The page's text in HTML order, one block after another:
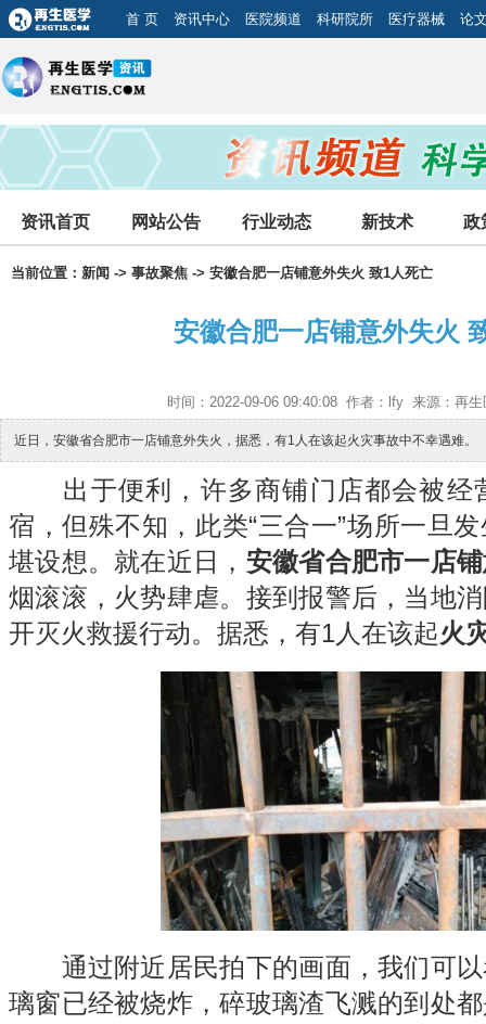
首 页 资讯中心 医院频道 科研院所 医疗器械 论
资讯首页 网站公告 行业动态 新技术 政
当前位置： 新闻 -> 事故聚焦 -> 安徽合肥一店铺意外失火 致1人死亡
安徽合肥一店铺意外失火
时间：2022-09-06 09:40:08 作者：lfy 来源：再生
近日，安徽省合肥市一店铺意外失火，据悉，有1人在该起火灾事故中不幸遇难。
出于便利，许多商铺门店都会被经
宿，但殊不知，此类“三合一”场所一旦
堪设想。就在近日， 安徽省合肥市一店
烟滚滚，火势肆虐。接到报警后，当地
开灭火救援行动。据悉，有1人在该起火
通过附近居民拍下的画面，我们可以
璃窗已经被烧炸，碎玻璃渣飞溅的到处